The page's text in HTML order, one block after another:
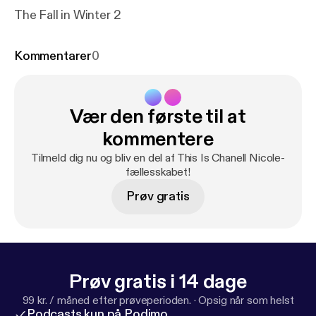
The Fall in Winter 2
Kommentarer0
Vær den første til at
kommentere
Tilmeld dig nu og bliv en del af This Is Chanell Nicole-
fællesskabet!
Prøv gratis
Prøv gratis i 14 dage
99 kr. / måned efter prøveperioden. ·Opsig når som helst